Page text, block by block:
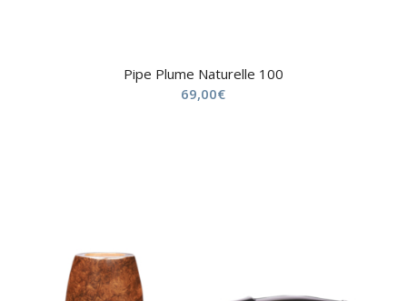
Pipe Plume Naturelle 100
69,00€